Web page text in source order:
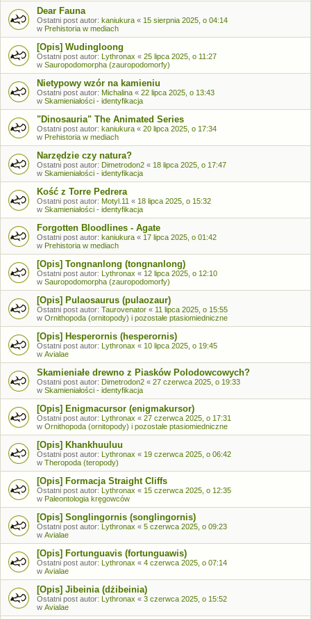
Dear Fauna
Ostatni post autor: kaniukura « 15 sierpnia 2025, o 04:14
w Prehistoria w mediach
[Opis] Wudingloong
Ostatni post autor: Lythronax « 25 lipca 2025, o 11:27
w Sauropodomorpha (zauropodomorfy)
Nietypowy wzór na kamieniu
Ostatni post autor: Michalina « 22 lipca 2025, o 13:43
w Skamieniałości - identyfikacja
"Dinosauria" The Animated Series
Ostatni post autor: kaniukura « 20 lipca 2025, o 17:34
w Prehistoria w mediach
Narzędzie czy natura?
Ostatni post autor: Dimetrodon2 « 18 lipca 2025, o 17:47
w Skamieniałości - identyfikacja
Kość z Torre Pedrera
Ostatni post autor: Motyl.11 « 18 lipca 2025, o 15:32
w Skamieniałości - identyfikacja
Forgotten Bloodlines - Agate
Ostatni post autor: kaniukura « 17 lipca 2025, o 01:42
w Prehistoria w mediach
[Opis] Tongnanlong (tongnanlong)
Ostatni post autor: Lythronax « 12 lipca 2025, o 12:10
w Sauropodomorpha (zauropodomorfy)
[Opis] Pulaosaurus (pulaozaur)
Ostatni post autor: Taurovenator « 11 lipca 2025, o 15:55
w Ornithopoda (ornitopody) i pozostałe ptasiomiedniczne
[Opis] Hesperornis (hesperornis)
Ostatni post autor: Lythronax « 10 lipca 2025, o 19:45
w Avialae
Skamieniałe drewno z Piasków Polodowcowych?
Ostatni post autor: Dimetrodon2 « 27 czerwca 2025, o 19:33
w Skamieniałości - identyfikacja
[Opis] Enigmacursor (enigmakursor)
Ostatni post autor: Lythronax « 27 czerwca 2025, o 17:31
w Ornithopoda (ornitopody) i pozostałe ptasiomiedniczne
[Opis] Khankhuuluu
Ostatni post autor: Lythronax « 19 czerwca 2025, o 06:42
w Theropoda (teropody)
[Opis] Formacja Straight Cliffs
Ostatni post autor: Lythronax « 15 czerwca 2025, o 12:35
w Paleontologia kręgowców
[Opis] Songlingornis (songlingornis)
Ostatni post autor: Lythronax « 5 czerwca 2025, o 09:23
w Avialae
[Opis] Fortunguavis (fortunguawis)
Ostatni post autor: Lythronax « 4 czerwca 2025, o 07:14
w Avialae
[Opis] Jibeinia (dżibeinia)
Ostatni post autor: Lythronax « 3 czerwca 2025, o 15:52
w Avialae